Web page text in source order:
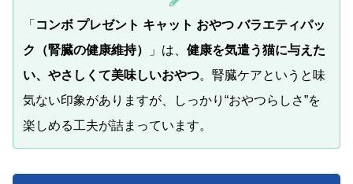
「 コンボ プレゼント キャット おやつ バラエティパッ
ク（腎臓の健康維持）
」は、 健康を気遣う猫に与えた
い、やさしくて美味しいおやつ。腎臓ケアというと味
気ない印象がありますが、しっかり“おやつらしさ”を
楽しめる工夫が詰まっています。